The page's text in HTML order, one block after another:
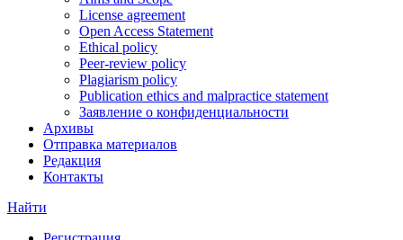
License agreement
Open Access Statement
Ethical policy
Peer-review policy
Plagiarism policy
Publication ethics and malpractice statement
Заявление о конфиденциальности
Архивы
Отправка материалов
Редакция
Контакты
Найти